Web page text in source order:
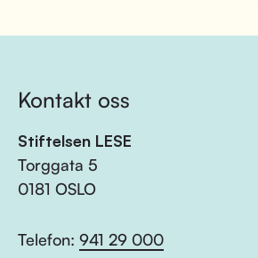
Kontakt oss
Stiftelsen LESE
Torggata 5
0181 OSLO
Telefon: 941 29 000